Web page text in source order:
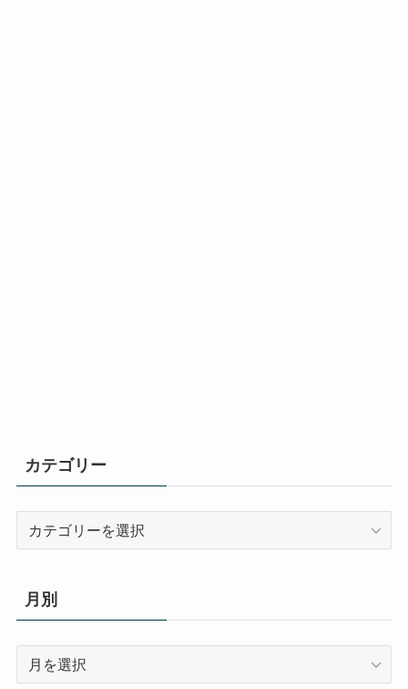
カテゴリー
リ
ー
月別